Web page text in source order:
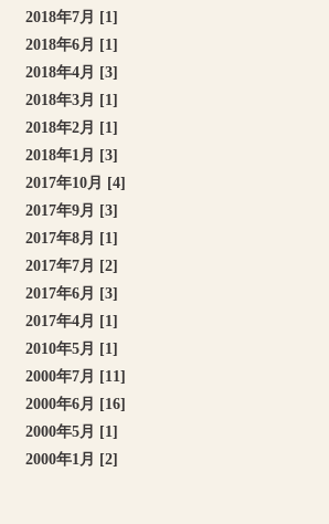
2018年7月 [1]
2018年6月 [1]
2018年4月 [3]
2018年3月 [1]
2018年2月 [1]
2018年1月 [3]
2017年10月 [4]
2017年9月 [3]
2017年8月 [1]
2017年7月 [2]
2017年6月 [3]
2017年4月 [1]
2010年5月 [1]
2000年7月 [11]
2000年6月 [16]
2000年5月 [1]
2000年1月 [2]